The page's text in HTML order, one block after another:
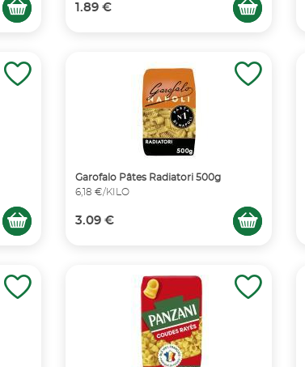
1.89 €
Garofalo Pâtes Radiatori 500g
6,18 €/KILO
3.09 €